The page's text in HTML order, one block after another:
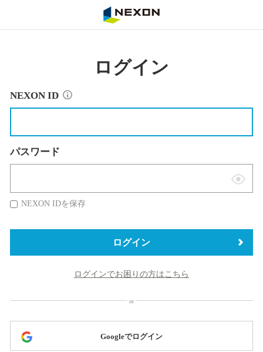
ログイン
NEXON ID
パスワード
表
替
NEXON IDを保存
ログイン
ログインでお困りの方はこちら
Googleでログイン